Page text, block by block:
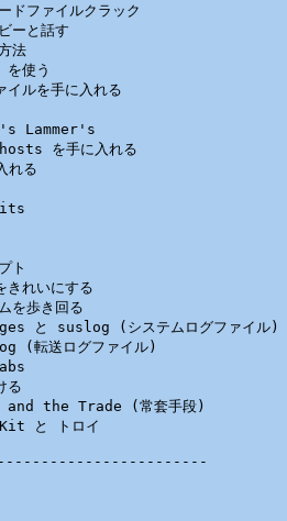
ファイルクラック
ーと話す
法
使う
ルを手に入れる
Lammer's
を手に入れる
れる
ト
れいにする
を歩き回る
と suslog (システムログファイル)
(転送ログファイル)
る
the Trade (常套手段)
と トロイ